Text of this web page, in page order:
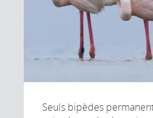
Seuls bipèdes